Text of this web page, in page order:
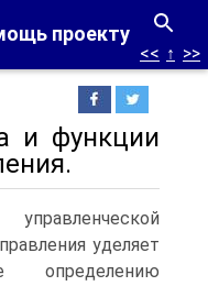
проекту
<< ↑ >>
и функции
уделяет
определению